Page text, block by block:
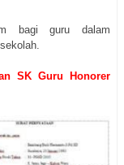
bagi guru dalam
SK Guru Honorer